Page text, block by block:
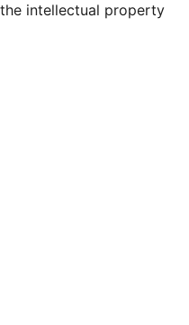
intellectual property